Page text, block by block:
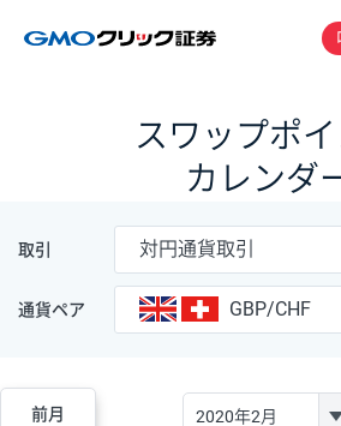
スワップポ
カレンダ
取引 対円通貨取引
通貨ペア GBP/CHF
前月